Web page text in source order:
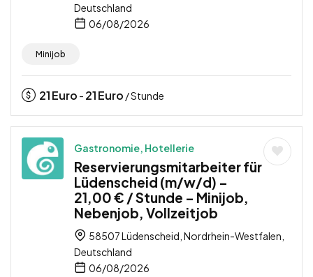
Deutschland
06/08/2026
Minijob
21Euro - 21Euro / Stunde
Gastronomie, Hotellerie
Reservierungsmitarbeiter für
Lüdenscheid (m/w/d) –
21,00 € / Stunde – Minijob,
Nebenjob, Vollzeitjob
58507 Lüdenscheid, Nordrhein-Westfalen,
Deutschland
06/08/2026